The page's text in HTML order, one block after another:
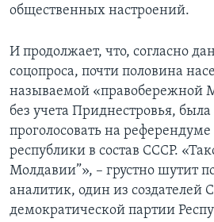
общественных настроений.
И продолжает, что, согласно
соцопроса, почти половина
называемой «правобережной
без учета Приднестровья, была
проголосовать на референдуме
республики в состав СССР.
Молдавии”», – грустно шутит
аналитик, один из создателей
демократической партии